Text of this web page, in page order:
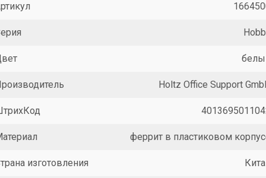
Holtz Office Support
феррит в пластиковом
изготовления